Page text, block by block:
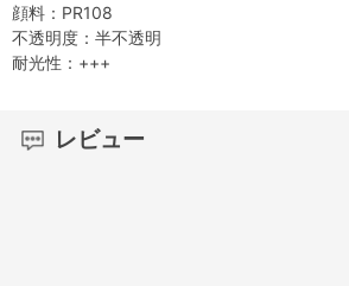
顔料：PR108
不透明度：半不透明
耐光性：+++
レビュー